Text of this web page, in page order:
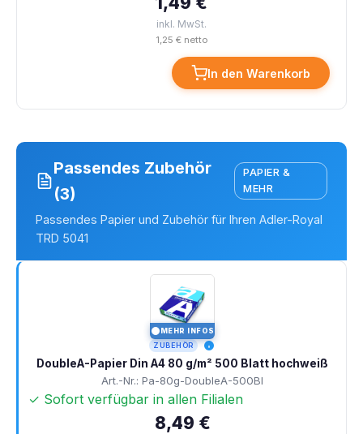
inkl. MwSt.
1,25 € netto
In den Warenkorb
Passendes Zubehör
(3)
PAPIER &
MEHR
Passendes Papier und Zubehör für Ihren Adler-Royal
TRD 5041
MEHR INFOS
ZUBEHÖR
DoubleA-Papier Din A4 80 g/m² 500 Blatt hochweiß
Art.-Nr.: Pa-80g-DoubleA-500Bl
✓ Sofort verfügbar in allen Filialen
8,49 €